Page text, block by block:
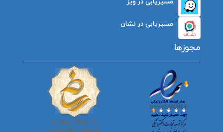
مسیریابی در ویز
مسیریابی در نشان
مجوزها